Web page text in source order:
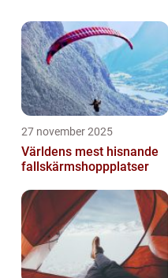
27 november 2025
Världens mest hisnande
fallskärmshoppplatser